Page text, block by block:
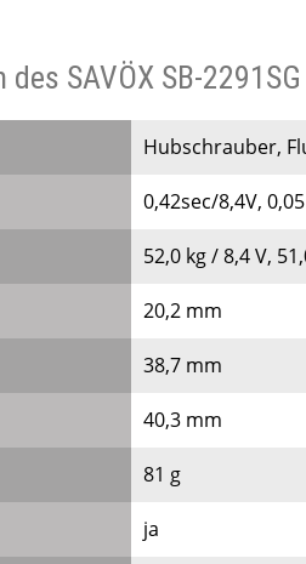
SAVÖX SB-
Hubschrauber,
0,42sec/8,4V,
52,0 kg / 8,4 V,
20,2 mm
38,7 mm
40,3 mm
81 g
ja